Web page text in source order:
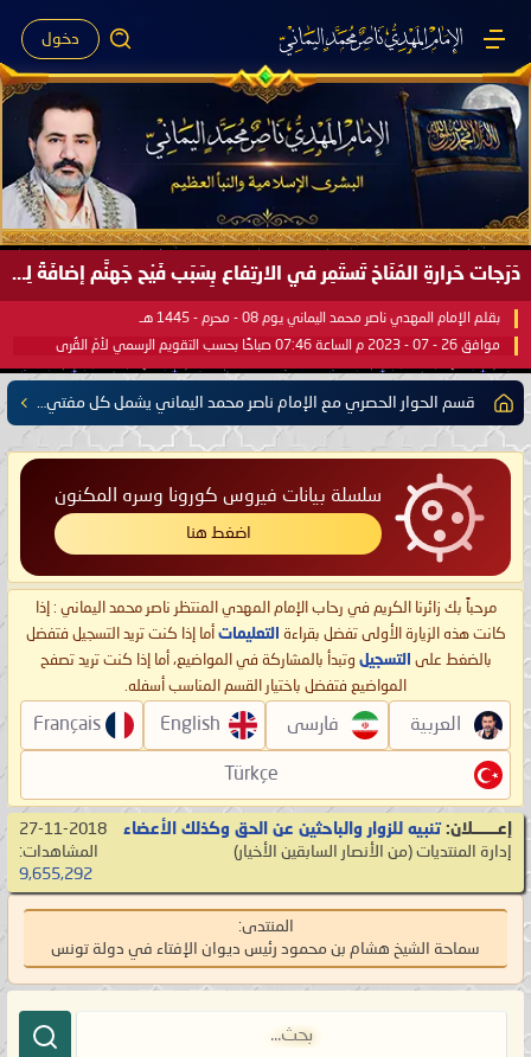
دخول
دَرَجات حَرارةِ المُنَاخ تَستَمِر في الارتِفاع بِسَبَب فَيْح جَهنَّم إضافَةً لِحرارةِ الشَّمس في مُحكَم القُرآن العَظيم ..
بقلم الإمام المهدي ناصر محمد اليماني يوم 08 - محرم - 1445 هـ
موافق 26 - 07 - 2023 م الساعة 07:46 صباحًا بحسب التقويم الرسمي لأمّ القُرى
سلسلة بيانات فيروس كورونا وسره المكنون
اضغط هنا
مرحباً بك زائرنا الكريم في رحاب الإمام المهدي المنتظر ناصر محمد اليماني : إذا
كانت هذه الزيارة الأولى تفضل بقراءة التعليمات أما إذا كنت تريد التسجيل فتفضل
بالضغط على التسجيل وتبدأ بالمشاركة في المواضيع، أما إذا كنت تريد تصفح
المواضيع فتفضل باختيار القسم المناسب أسفله.
العربية فارسی English
Français
Türkçe
إعـــــــلان: تنبيه للزوار والباحثين عن الحق وكذلك الأعضاء
إدارة المنتديات ‏(من الأنصار السابقين الأخيار)
27-11-2018
المشاهدات:
9,655,292
المنتدى:
سماحة الشيخ هشام بن محمود رئيس ديوان الإفتاء في دولة تونس